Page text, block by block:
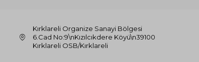
Kırklareli Organize Sanayi Bölgesi
6.Cad No:9\nKızılcıkdere Köyü\n39100
Kırklareli OSB/Kırklareli